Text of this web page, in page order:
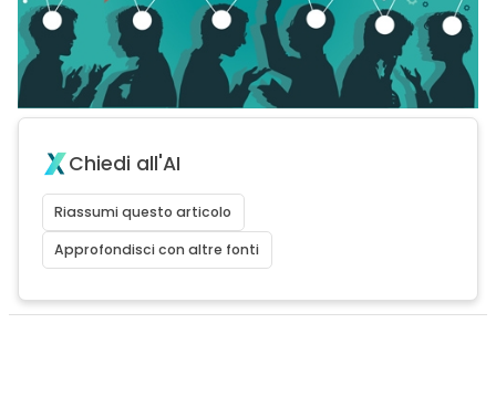
Chiedi all'AI
Riassumi questo articolo
Approfondisci con altre fonti